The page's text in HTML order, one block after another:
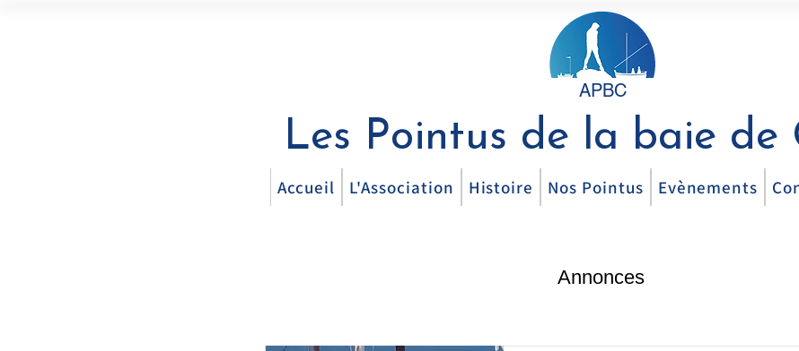
APBC
Les Pointus de la baie de
Accueil L'Association Histoire Nos Pointus Evènements
Annonces